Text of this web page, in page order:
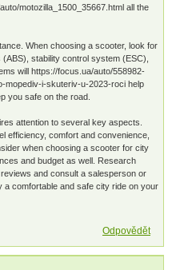
motozilla_1500_35667.html all the
When choosing a scooter, look for
stability control system (ESC),
will https://focus.ua/auto/558982-
mopediv-i-skuteriv-u-2023-roci help
you safe on the road.
attention to several key aspects.
efficiency, comfort and convenience,
when choosing a scooter for city
and budget as well. Research
and consult a salesperson or
a comfortable and safe city ride on your
Odpovědět